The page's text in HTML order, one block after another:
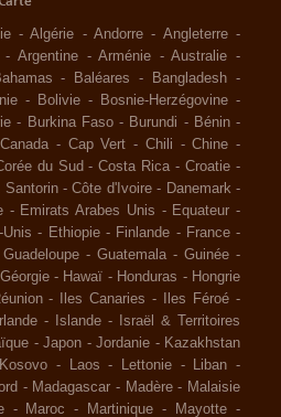
-Algérie -Andorre - Angleterre -
-Argentine -Arménie -Australie -
- Baléares - Bangladesh -
- Bolivie - Bosnie-Herzégovine -
- Burkina Faso - Burundi - Bénin -
Canada - Cap Vert - Chili -Chine -
du Sud -Costa Rica -Croatie -
Santorin -Côte d'Ivoire - Danemark -
- Emirats Arabes Unis - Equateur -
Unis - Ethiopie - Finlande - France -
Guadeloupe - Guatemala - Guinée -
Géorgie - Hawaï - Honduras - Hongrie
- Iles Canaries - Iles Féroé -
Irlande - Islande -
Israël & Territoires
- Japon - Jordanie - Kazakhstan
Kosovo - Laos - Lettonie - Liban -
- Madagascar - Madère - Malaisie
- Maroc - Martinique - Mayotte -